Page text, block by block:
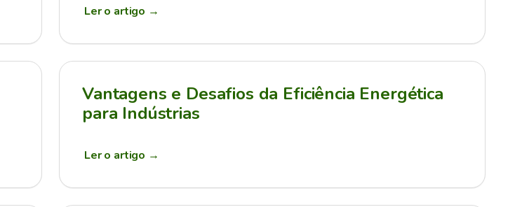
Ler o artigo →
Vantagens e Desafios da Eficiência Energética
para Indústrias
Ler o artigo →